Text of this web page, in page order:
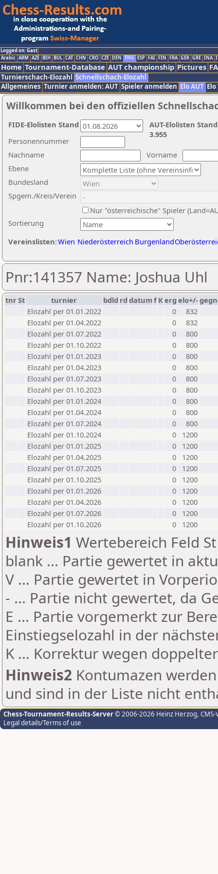
Logged on: Gast
Arabic ARM AZE BIH BUL CAT CHN CRO CZE DEN ENG ESP FAI FIN FRA GER GRE INA
Home Tournament-Database AUT championship Pictures
Turnierschach-Elozahl Schnellschach-Elozahl
Allgemeines Turnier anmelden: AUT Spieler anmelden Elo AUT
Willkommen bei den offiziellen
Nachname
Vorname
Ebene
Sortierung
Personennummer
Bundesland
Spgem./Kreis/Verein
Nur "österreichische" Spieler
Vereinslisten:Wien Niederösterreich Burgenland
AUT-Elolisten
3.955
FIDE-Elolisten Stand
Pnr:141357 Name: Joshua Uhl
tnrSt turnier bdld rd datumf Kerg elo+/-
Elozahl per 01.01.2022
0
832
Elozahl per 01.04.2022
0
832
Elozahl per 01.07.2022
0
800
Elozahl per 01.10.2022
0
800
Elozahl per 01.01.2023
0
800
Elozahl per 01.04.2023
0
800
Elozahl per 01.07.2023
0
800
Elozahl per 01.10.2023
0
800
Elozahl per 01.01.2024
0
800
Elozahl per 01.04.2024
0
800
Elozahl per 01.07.2024
0
800
Elozahl per 01.10.2024
0
1200
Elozahl per 01.01.2025
0
1200
Elozahl per 01.04.2025
0
1200
Elozahl per 01.07.2025
0
1200
Elozahl per 01.10.2025
0
1200
Elozahl per 01.01.2026
0
1200
Elozahl per 01.04.2026
0
1200
Elozahl per 01.07.2026
0
1200
Elozahl per 01.10.2026
0 1200
Hinweis1 Wertebereich Feld
blank ... Partie gewertet in
V ... Partie gewertet in
- ... Partie nicht gewertet, da
E ... Partie vorgemerkt zur
Einstiegselozahl in der
K ... Korrektur wegen
Hinweis2 Kontumazen
und sind in der Liste nicht
Chess-Tournament-Results-Server© 2006-2026 Heinz Herzog,
Legal details/Terms of use